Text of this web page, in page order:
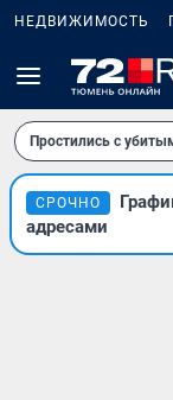
НЕДВИЖИМОСТЬ
Простились с
СРОЧНО
адресами